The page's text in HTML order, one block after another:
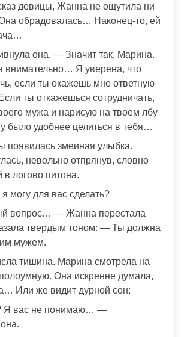
девицы, Жанна не ощутила ни
обрадовалась… Наконец-то, ей
она. — Значит так, Марина.
внимательно… Я уверена, что
если ты окажешь мне ответную
ты откажешься сотрудничать,
мужа и нарисую на твоем лбу
было удобнее целиться в тебя…
появилась змеиная улыбка.
невольно отпрянув, словно
логово питона.
могу для вас сделать?
вопрос… — Жанна перестала
твердым тоном: — Ты должна
мужем.
тишина. Марина смотрела на
полоумную. Она искренне думала,
Или же видит дурной сон:
Я вас не понимаю… —